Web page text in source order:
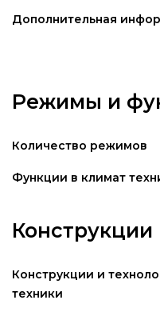
Дополнительная
Режимы и
Количество режимов
Функции в климат
Конструкции
Конструкции и
техники